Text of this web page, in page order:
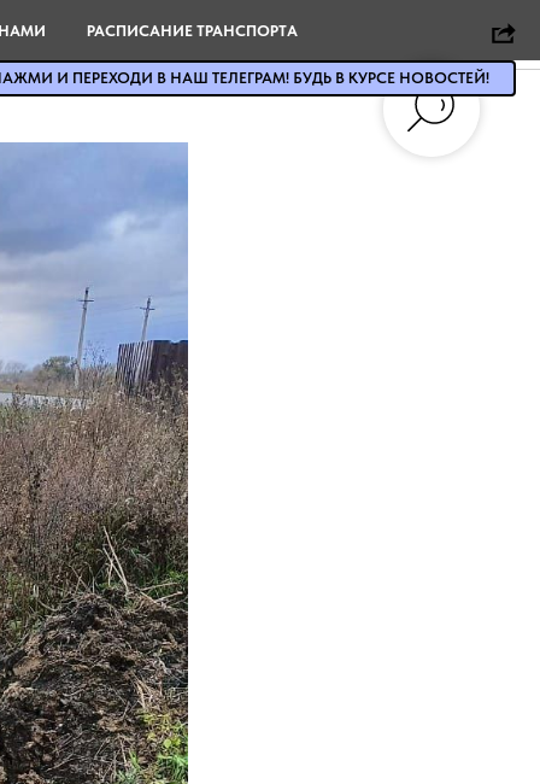
топить
РАСПИСАНИЕ ТРАНСПОРТА
И ПЕРЕХОДИ В НАШ ТЕЛЕГРАМ! БУДЬ В КУРСЕ НОВОСТЕЙ!